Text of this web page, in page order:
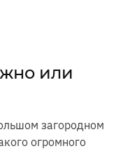
или
загородном
огромного